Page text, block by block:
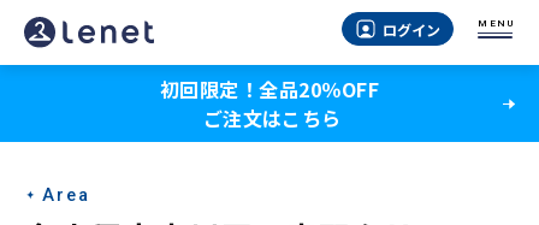
名
古
市
中
ログイン MENU
初回限定！全品20％OFF
ご注文はこちら
Area